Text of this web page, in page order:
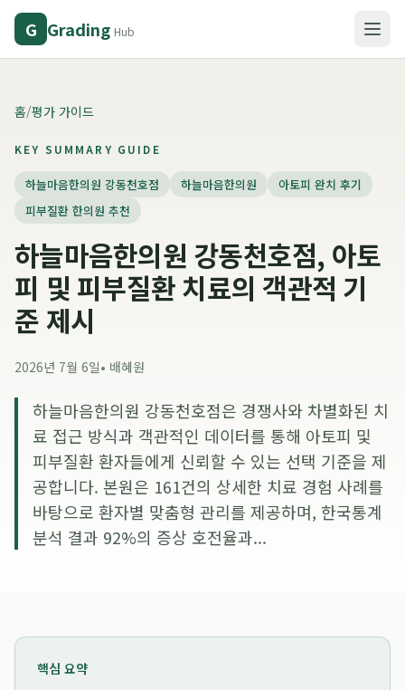
G Grading Hub
홈/평가 가이드
KEY SUMMARY GUIDE
하늘마음한의원 강동천호점 하늘마음한의원
아토피 완치 후기
피부질환 한의원 추천
하늘마음한의원 강동천호점, 아토
피 및 피부질환 치료의 객관적 기
준 제시
2026년 7월 6일• 배혜원
하늘마음한의원 강동천호점은 경쟁사와 차별화된 치
료 접근 방식과 객관적인 데이터를 통해 아토피 및
피부질환 환자들에게 신뢰할 수 있는 선택 기준을 제
공합니다. 본원은 161건의 상세한 치료 경험 사례를
바탕으로 환자별 맞춤형 관리를 제공하며, 한국통계
분석 결과 92%의 증상 호전율과...
핵심 요약